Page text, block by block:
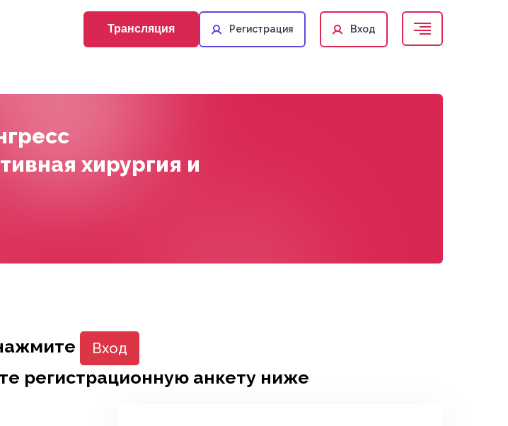
Трансляция Регистрация Вход
хирургия и
Вход
регистрационную анкету ниже